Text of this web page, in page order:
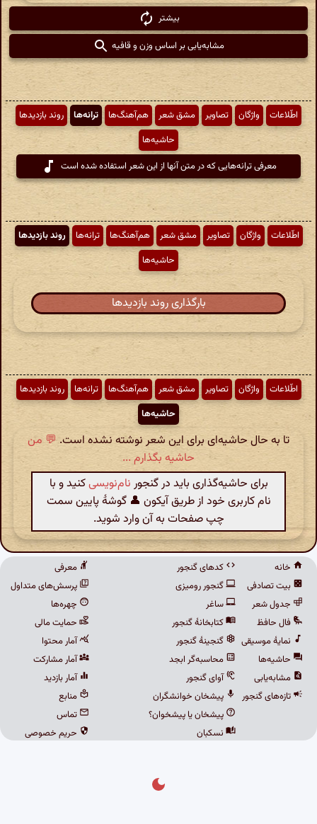
بیشتر
مشابه‌یابی بر اساس وزن و قافیه
اطّلاعات واژگان تصاویر مشق شعر هم‌آهنگ‌ها ترانه‌ها
روند بازدیدها
حاشیه‌ها
معرفی ترانه‌هایی که در متن آنها از این شعر استفاده شده است
اطّلاعات واژگان تصاویر مشق شعر هم‌آهنگ‌ها ترانه‌ها
روند بازدیدها
حاشیه‌ها
بارگذاری روند بازدیدها
اطّلاعات واژگان تصاویر مشق شعر هم‌آهنگ‌ها ترانه‌ها
روند بازدیدها
حاشیه‌ها
تا به حال حاشیه‌ای برای این شعر نوشته نشده است. 💬 من
حاشیه بگذارم ...
برای حاشیه‌گذاری باید در گنجور نام‌نویسیکنید و با
نام کاربری خود از طریق آیکون 👤 گوشهٔ پایین سمت
چپ صفحات به آن وارد شوید.
خانه
بیت تصادفی
جدول شعر
فال حافظ
نمایهٔ موسیقی
حاشیه‌ها
مشابه‌یابی
تازه‌های گنجور
کدهای گنجور
گنجور رومیزی
ساغر
کتابخانهٔ گنجور
گنجینهٔ گنجور
محاسبه‌گر ابجد
آوای گنجور
پیشخان خوانشگران
پیشخان یا پیشخوان؟
نسکبان
معرفی
پرسش‌های متداول
چهره‌ها
حمایت مالی
آمار محتوا
آمار مشارکت
آمار بازدید
منابع
تماس
حریم خصوصی